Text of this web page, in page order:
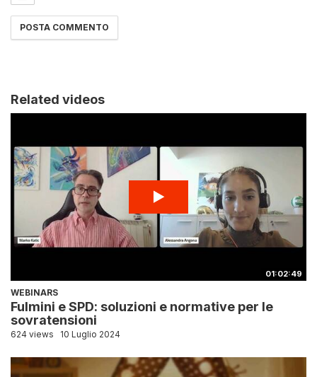
Related videos
01:02:49
WEBINARS
Fulmini e SPD: soluzioni e normative per le
sovratensioni
624 views 10 Luglio 2024